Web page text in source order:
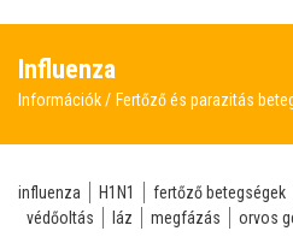
Influenza
Információk Fertőző és parazitás
influenza H1N1 fertőző betegségek
védőoltás
láz megfázás orvos